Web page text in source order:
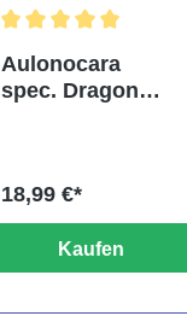
Aulonocara
spec. Dragon
18,99 €*
Kaufen